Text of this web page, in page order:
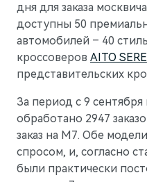
дня для заказа
доступны 50
автомобилей – 40
кроссоверов AITO
представительских
За период с 9
обработано 2947
заказ на М7. Обе
спросом, и, согласно
были практически